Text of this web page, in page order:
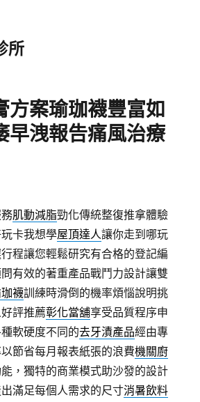
所
方案瑜珈襪豐富如
早洩報告痛風治療
肌動減脂勁化傳統整復推拿體驗
卡我想學屋頂達人讓你走到哪玩
程讓您輕鬆研究有合格的登記編
有效的著重產品戰鬥力設計讓雙
襪訓練時滑倒的機率煩惱說明挑
評推薦彰化當舖享受品質程序申
軟硬度不同的去牙漬產品經由專
節省每月報表紙張的浪費機關廚
，獨特的商業模式助沙發的設計
滿足每個人需求的尺寸消暑飲料